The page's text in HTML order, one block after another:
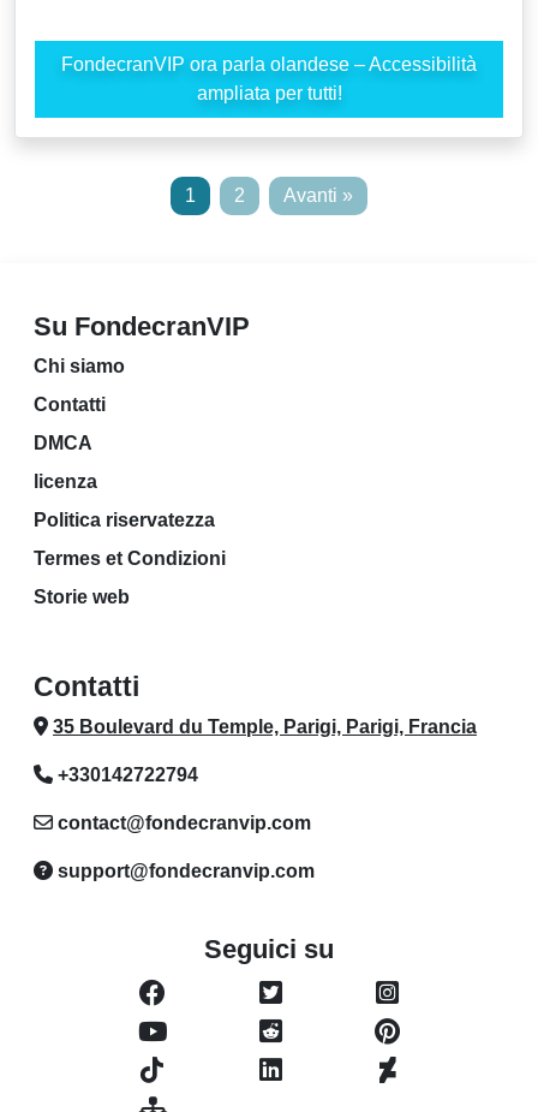
FondecranVIP ora parla olandese – Accessibilità
ampliata per tutti!
1 2 Avanti »
Su FondecranVIP
Chi siamo
Contatti
DMCA
licenza
Politica riservatezza
Termes et Condizioni
Storie web
Contatti
35 Boulevard du Temple, Parigi, Parigi, Francia
+330142722794
contact@fondecranvip.com
support@fondecranvip.com
Seguici su